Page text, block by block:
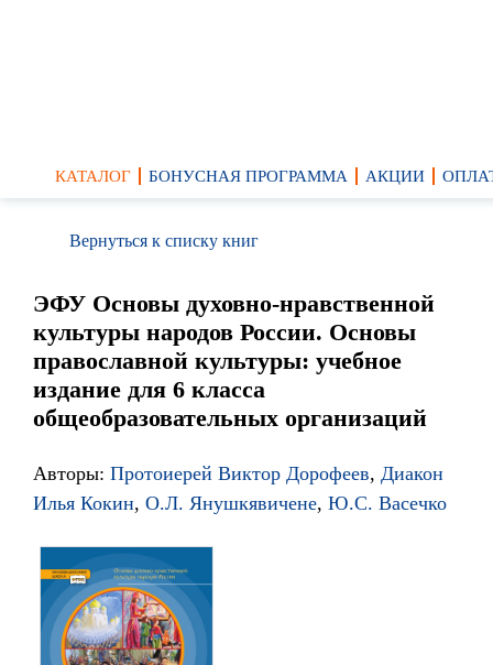
КАТАЛОГ БОНУСНАЯ ПРОГРАММА АКЦИИ
Вернуться к списку книг
ЭФУ Основы духовно-нравственной
культуры народов России. Основы
православной культуры: учебное
издание для 6 класса
общеобразовательных организаций
Авторы: Протоиерей Виктор Дорофеев, Диакон
Илья Кокин, О.Л. Янушкявичене, Ю.С. Васечко